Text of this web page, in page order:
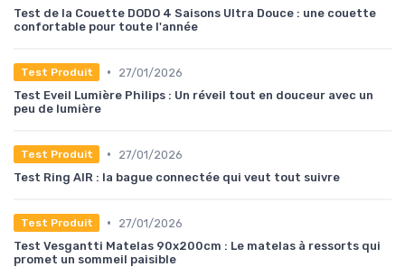
Test de la Couette DODO 4 Saisons Ultra Douce : une couette
confortable pour toute l'année
Test Produit •
27/01/2026
Test Eveil Lumière Philips : Un réveil tout en douceur avec un
peu de lumière
Test Produit •
27/01/2026
Test Ring AIR : la bague connectée qui veut tout suivre
Test Produit •
27/01/2026
Test Vesgantti Matelas 90x200cm : Le matelas à ressorts qui
promet un sommeil paisible